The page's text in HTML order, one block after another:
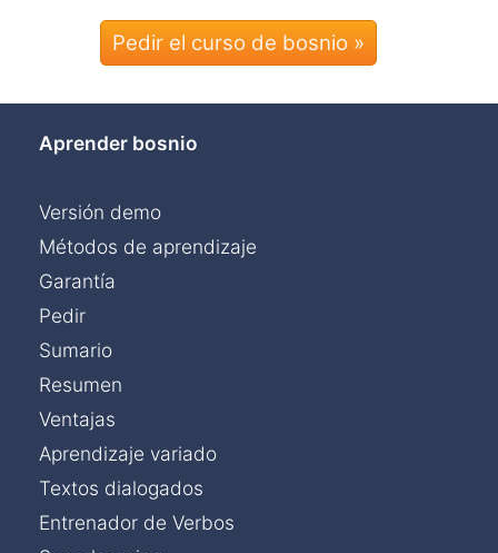
Pedir el curso de bosnio »
Aprender bosnio
Versión demo
Métodos de aprendizaje
Garantía
Pedir
Sumario
Resumen
Ventajas
Aprendizaje variado
Textos dialogados
Entrenador de Verbos